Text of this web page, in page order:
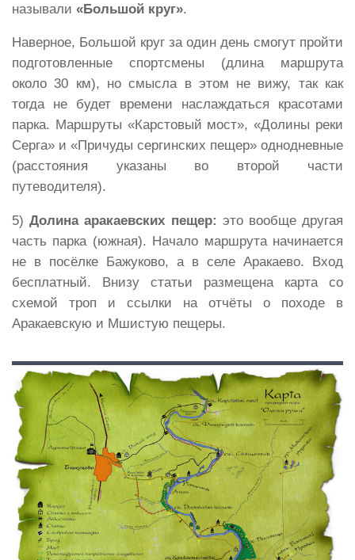
называли «Большой круг».
Наверное, Большой круг за один день смогут пройти
подготовленные спортсмены (длина маршрута
около 30 км), но смысла в этом не вижу, так как
тогда не будет времени наслаждаться красотами
парка. Маршруты «Карстовый мост», «Долины реки
Серга» и «Причуды сергинских пещер» однодневные
(расстояния указаны во второй части
путеводителя).
5)Долина аракаевских пещер: это вообще другая
часть парка (южная). Начало маршрута начинается
не в посёлке Бажуково, а в селе Аракаево. Вход
бесплатный. Внизу статьи размещена карта со
схемой троп и ссылки на отчёты о походе в
Аракаевскую и Мшистую пещеры.